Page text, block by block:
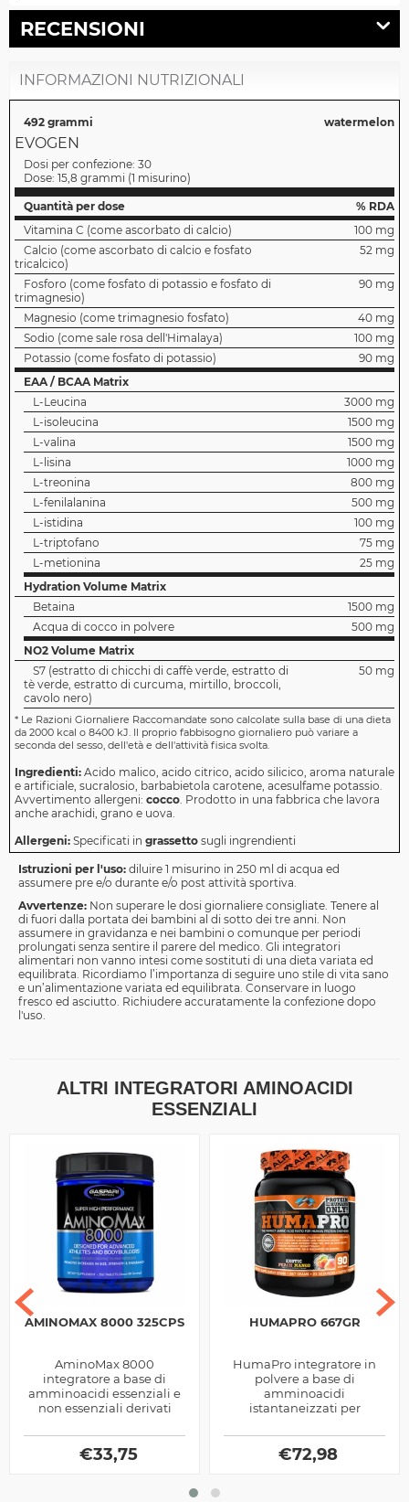
RECENSIONI
INFORMAZIONI NUTRIZIONALI
492 grammi watermelon
EVOGEN
Dosi per confezione: 30
Dose: 15,8 grammi (1 misurino)
Quantità per dose
% RDA
Vitamina C (come ascorbato di calcio)
100 mg
Calcio (come ascorbato di calcio e fosfato
tricalcico)
52 mg
Fosforo (come fosfato di potassio e fosfato di
trimagnesio)
90 mg
Magnesio (come trimagnesio fosfato)
40 mg
Sodio (come sale rosa dell'Himalaya)
100 mg
Potassio (come fosfato di potassio)
90 mg
EAA / BCAA Matrix
L-Leucina
3000 mg
L-isoleucina
1500 mg
L-valina
1500 mg
L-lisina
1000 mg
L-treonina
800 mg
L-fenilalanina
500 mg
L-istidina
100 mg
L-triptofano
75 mg
L-metionina
25 mg
Hydration Volume Matrix
Betaina
1500 mg
Acqua di cocco in polvere
500 mg
NO2 Volume Matrix
S7 (estratto di chicchi di caffè verde, estratto di
tè verde, estratto di curcuma, mirtillo, broccoli,
cavolo nero)
50 mg
* Le Razioni Giornaliere Raccomandate sono calcolate sulla base di una dieta
da 2000 kcal o 8400 kJ. Il proprio fabbisogno giornaliero può variare a
seconda del sesso, dell'età e dell'attività fisica svolta.
Ingredienti: Acido malico, acido citrico, acido silicico, aroma naturale
e artificiale, sucralosio, barbabietola carotene, acesulfame potassio.
Avvertimento allergeni: cocco. Prodotto in una fabbrica che lavora
anche arachidi, grano e uova.
Allergeni: Specificati in grassetto sugli ingrendienti
Istruzioni per l'uso: diluire 1 misurino in 250 ml di acqua ed
assumere pre e/o durante e/o post attività sportiva.
Avvertenze: Non superare le dosi giornaliere consigliate. Tenere al
di fuori dalla portata dei bambini al di sotto dei tre anni. Non
assumere in gravidanza e nei bambini o comunque per periodi
prolungati senza sentire il parere del medico. Gli integratori
alimentari non vanno intesi come sostituti di una dieta variata ed
equilibrata. Ricordiamo l’importanza di seguire uno stile di vita sano
e un’alimentazione variata ed equilibrata. Conservare in luogo
fresco ed asciutto. Richiudere accuratamente la confezione dopo
l'uso.
ALTRI INTEGRATORI AMINOACIDI
ESSENZIALI
AMINOMAX 8000 325CPS
AminoMax 8000
integratore a base di
amminoacidi essenziali e
non essenziali derivati
latte e Caseine, prodotto
dalla Gaspari...
€33,75
HUMAPRO 667GR
HumaPro integratore in
polvere a base di
amminoacidi
istantaneizzati per
muscolare prodotti dalla
Alri
€72,98